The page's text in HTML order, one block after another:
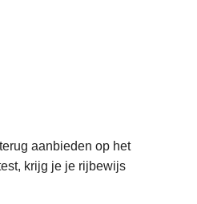
aanbieden op het
krijg je je rijbewijs